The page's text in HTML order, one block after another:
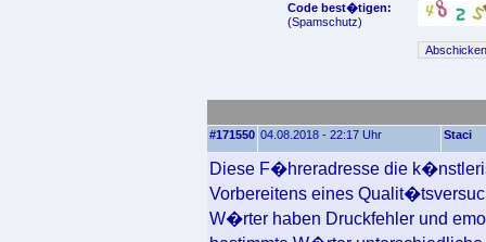
Code best�tigen:
(Spamschutz)
#171550 04.08.2018 - 22:17 Uhr Staci
Diese F�hreradresse die
Vorbereitens eines
W�rter haben Druckfehler und